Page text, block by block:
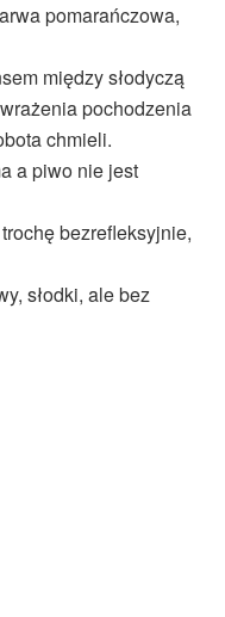
pomarańczowa,
między słodyczą
pochodzenia
chmieli.
a piwo nie jest
bezrefleksyjnie,
słodki, ale bez